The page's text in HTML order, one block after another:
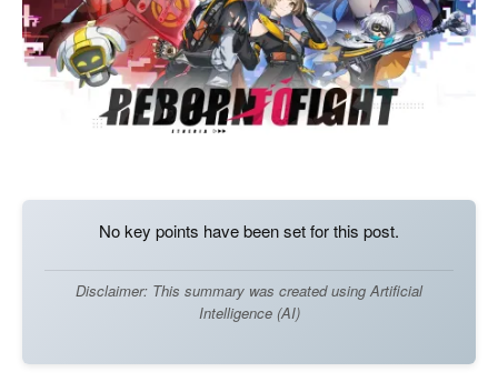
No key points have been set for this post.
Disclaimer: This summary was created using Artificial
Intelligence (AI)